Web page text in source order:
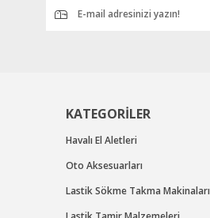
KATEGORİLER
Havalı El Aletleri
Oto Aksesuarları
Lastik Sökme Takma Makinaları